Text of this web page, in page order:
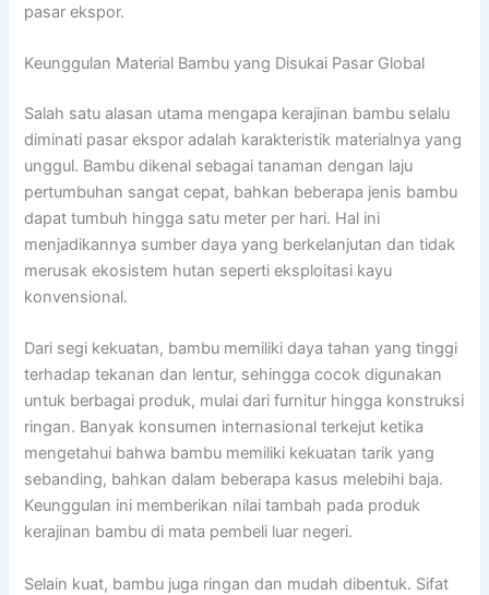
pasar ekspor.
Keunggulan Material Bambu yang Disukai Pasar Global
Salah satu alasan utama mengapa kerajinan bambu selalu
diminati pasar ekspor adalah karakteristik materialnya yang
unggul. Bambu dikenal sebagai tanaman dengan laju
pertumbuhan sangat cepat, bahkan beberapa jenis bambu
dapat tumbuh hingga satu meter per hari. Hal ini
menjadikannya sumber daya yang berkelanjutan dan tidak
merusak ekosistem hutan seperti eksploitasi kayu
konvensional.
Dari segi kekuatan, bambu memiliki daya tahan yang tinggi
terhadap tekanan dan lentur, sehingga cocok digunakan
untuk berbagai produk, mulai dari furnitur hingga konstruksi
ringan. Banyak konsumen internasional terkejut ketika
mengetahui bahwa bambu memiliki kekuatan tarik yang
sebanding, bahkan dalam beberapa kasus melebihi baja.
Keunggulan ini memberikan nilai tambah pada produk
kerajinan bambu di mata pembeli luar negeri.
Selain kuat, bambu juga ringan dan mudah dibentuk. Sifat